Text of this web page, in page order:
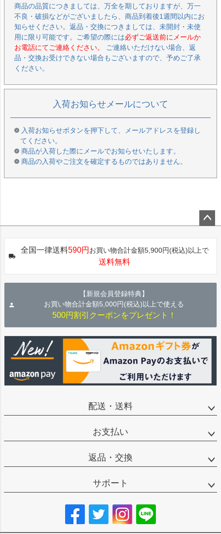
商品の品質につきましては、万全を期しておりますが、万一
不良・破損などがございましたら、商品到着後1週間以内にお
知らせください。返品・交換につきましては、未開封・未使
用に限り可能です。ご希望の際には必ずご返送前にメールか
お電話にてご連絡ください。
ご連絡いただけない場合、返
品・交換お受けできない場合もございますので、予めご了承
ください。
入荷お知らせメールについて
入荷お知らせボタンを押下して、メールアドレスを登録し
てください。
商品が入荷した際にメールでお知らせいたします。
商品の入荷やご注文を確定するものではありません。
ップ
全国一律送料590円 お買い物合計金額5,900円(税込)以上で
送料無料
【新規会員登録特典】
お買い物合計金額5,000円(税込)以上で使える
500円割引クーポンをプレゼント！
配送・送料
お支払い
返品・交換
サポート